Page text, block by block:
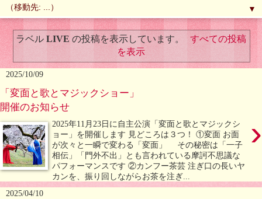
▼
ラベル LIVE の投稿を表示しています。
すべての投稿
を表示
2025/10/09
「変面と歌とマジックショー」
開催のお知らせ
›
2025年11月23日に自主公演「変面と歌とマジックシ
ョー」を開催します 見どころは３つ！ ①変面 お面
が次々と一瞬で変わる「変面」 その秘密は「一子
相伝」「門外不出」とも言われている摩訶不思議な
パフォーマンスです ②カンフー茶芸 注ぎ口の長いヤ
カンを、振り回しながらお茶を注ぎ...
2025/04/10